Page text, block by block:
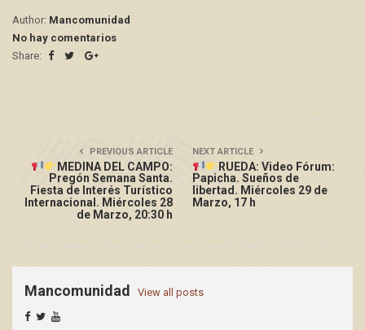
Author: Mancomunidad
No hay comentarios
Share:
PREVIOUS ARTICLE
MEDINA DEL CAMPO:
Pregón Semana Santa.
Fiesta de Interés Turístico
Internacional. Miércoles 28
de Marzo, 20:30 h
NEXT ARTICLE
RUEDA: Video Fórum:
Papicha. Sueños de
libertad. Miércoles 29 de
Marzo, 17 h
Mancomunidad View all posts